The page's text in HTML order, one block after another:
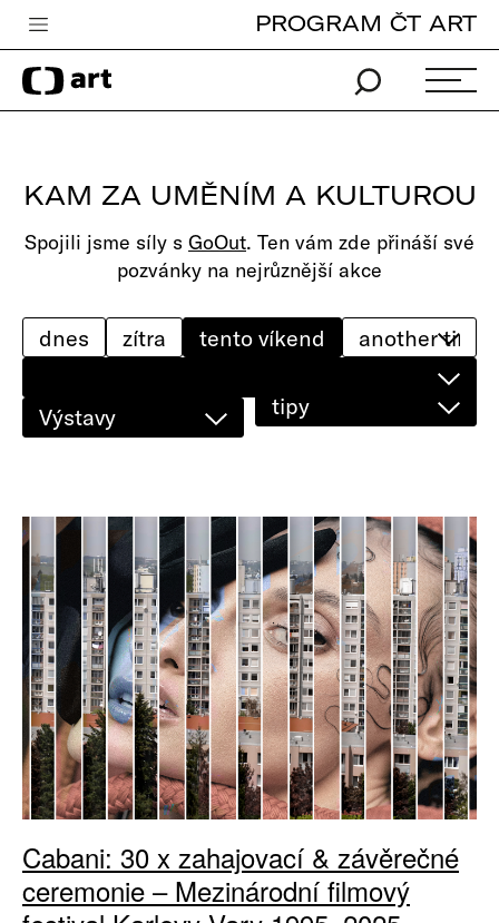
Česká televize
Zpravodajství
iVysílání
TV program
edu
PROGRAM ČT ART
KAM ZA UMĚNÍM A KULTUROU
Spojili jsme síly s GoOut. Ten vám zde přináší své
pozvánky na nejrůznější akce
Výstavy
dnes zítra tento víkend
tipy
Cabani: 30 x zahajovací & závěrečné
ceremonie – Mezinárodní filmový